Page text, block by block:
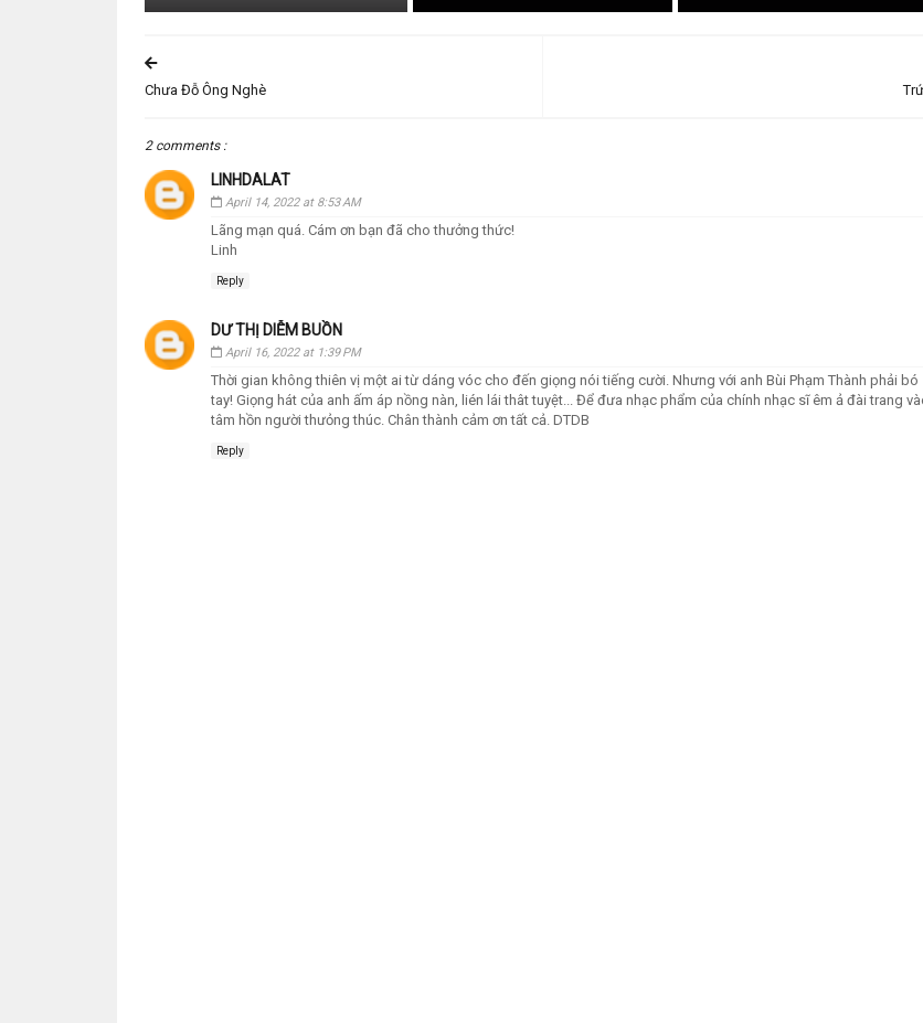
Chưa Đỗ Ông Nghè
2 comments :
LINHDALAT
April 14, 2022 at 8:53 AM
Lãng mạn quá. Cám ơn bạn đã cho thưởng thức!
Linh
Reply
DƯ THỊ DIỄM BUỒN
April 16, 2022 at 1:39 PM
Thời gian không thiên vị một ai từ dáng vóc cho đến giọng nói tiếng cười. Nhưng với anh Bùi Phạm Thành phải bó
tay! Giọng hát của anh ấm áp nồng nàn, lién lái thât tuyệt... Để đưa nhạc phẩm của chính nhạc sĩ êm ả đài trang
tâm hồn người thưỏng thúc. Chân thành cảm ơn tất cả. DTDB
Reply